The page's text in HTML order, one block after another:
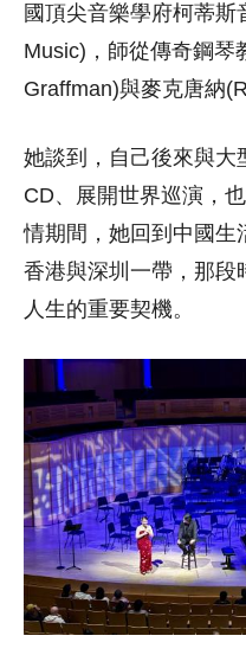
國頂尖音樂學府柯蒂
Music)，師從傳奇鋼琴
Graffman)與麥克唐納
她談到，自己後來與大
CD、展開世界巡演，
情期間，她回到中國生
香港與深圳一帶，那段
人生的重要契機。